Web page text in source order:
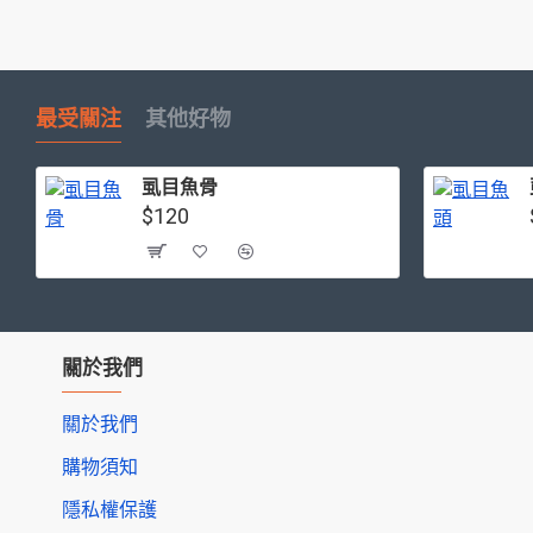
最受關注 其他好物
虱目魚骨
$120
關於我們
關於我們
購物須知
隱私權保護